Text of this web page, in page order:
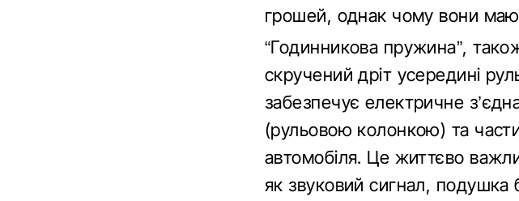
грошей, однак чому вони
“Годинникова пружина”,
скручений дріт усередині
забезпечує електричне
(рульовою колонкою) та
автомобіля. Це життєво
як звуковий сигнал, подушка